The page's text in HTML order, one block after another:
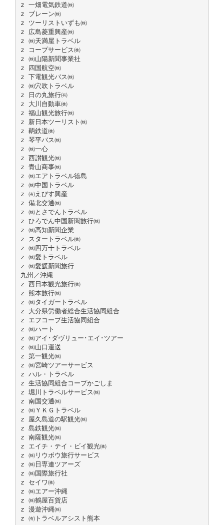
z 一畑電気鉄道㈱
z ブレーン㈱
z ツーリストいずも㈱
z 広島菱重興産㈱
z ㈱天満屋トラベル
z コープサービス㈱
z ㈱山陽新聞事業社
z 四国航空㈱
z 下電観光バス㈱
z ㈱穴吹トラベル
z 日の丸旅行㈲
z 大川自動車㈱
z 福山観光旅行㈱
z 新日本ツーリスト㈱
z 鞆鉄道㈱
z 琴平バス㈱
z ㈱一心
z 西讃観光㈱
z 青山商事㈱
z ㈱エアトラベル徳島
z ㈱中国トラベル
z ㈲えびす興産
z 備北交通㈱
z ㈱とさでんトラベル
z ひろでん中国新聞旅行㈱
z ㈱高知新聞企業
z スタートラベル㈱
z ㈱四万十トラベル
z ㈱愛トラベル
z ㈱愛媛新聞旅行
九州／沖縄
z 西日本観光旅行㈱
z 熊本旅行㈱
z ㈱タイガートラベル
z 大分県労働者総合生活協同組合
z エフコープ生活協同組合
z ㈱ハート
z ㈱アイ･ダヴリュー･エイ･ツアー
z ㈱山口運送
z 第一観光㈱
z ㈱宮崎ツアーサービス
z ハル・トラベル
z 生活協同組合コープかごしま
z 堀川トラベルサービス㈱
z 南国交通㈱
z ㈱ＹＫＧトラベル
z 屋久島道の駅観光㈱
z 島鉄観光㈱
z 南薩観光㈱
z エイチ・テイ・ビイ観光㈱
z ㈱リウボウ旅行サービス
z ㈱日専連ツアーズ
z ㈱国際旅行社
z セイワ㈱
z ㈱エアー沖縄
z ㈱鶴屋百貨店
z 漫遊沖縄㈱
z ㈲トラベルアシスト熊本